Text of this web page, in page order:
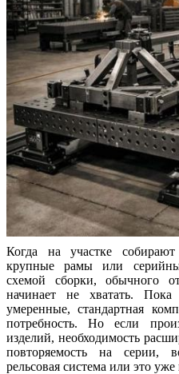
Когда на участке
крупные рамы или
схемой сборки, обычного
начинает не хватать.
умеренные, стандартная
потребность. Но если
изделий, необходимость
повторяемость на серии,
рельсовая система или это